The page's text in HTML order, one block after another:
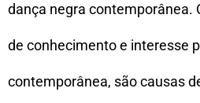
dança negra contemporânea.
de conhecimento e interesse
contemporânea, são causas